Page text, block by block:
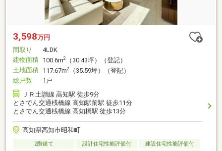
3,598万円
間取り
4LDK
建物面積 100.6m2
（30.43坪）（登記）
土地面積 117.67m2
（35.59坪）（登記）
総戸数
1戸
ＪＲ土讃線 高知駅 徒歩9分
とさでん交通桟橋線 高知駅前駅 徒歩11分
とさでん交通桟橋線 高知橋駅 徒歩13分
高知県高知市昭和町
2階建て 設計住宅性能評価付
建設住宅性能評価付